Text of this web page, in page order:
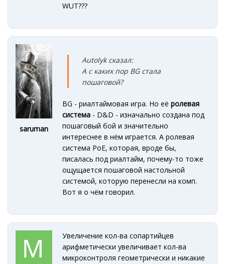
WUT???
saruman
Autolyk сказал:
А с каких пор BG стала
пошаговой?
BG - риалтаймовая игра. Но еёролевая
система - D&D - изначально создана под
пошаговый бой и значительно
интереснее в нём играется. А ролевая
система PoE, которая, вроде бы,
писалась под риалтайм, почему-то тоже
ощущается пошаговой настольной
системой, которую перенесли на комп.
Вот я о чём говорил.
Увеличение кол-ва сопартийцев
арифметически увеличивает кол-ва
микроконтроля геометрически и никакие